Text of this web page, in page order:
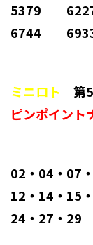
5379
6744
ミニロト 第
ピンポイント
02・04・07
12・14・15
24・27・29